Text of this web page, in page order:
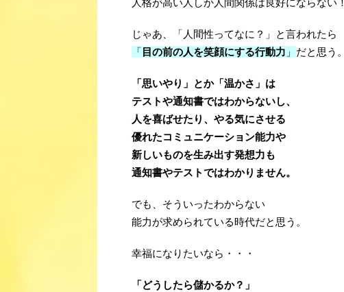
人格が高い人しか人間関係は良好にならない！
じゃあ、「人間性ってなに？」と言われたら
「 目の前の人を笑顔にする行動力 」 だと思う。
「思いやり」とか「温かさ」は
テストや通知書ではわからないし、
人を喜ばせたり、やる気にさせる
優れたコミュニケーション能力や
新しいものを生み出す発想力も
通知書やテストではわかりません。
でも、そういったわからない
能力が求められている時代だと思う。
幸福になりたいなら・・・
「どうしたら儲かるか？」